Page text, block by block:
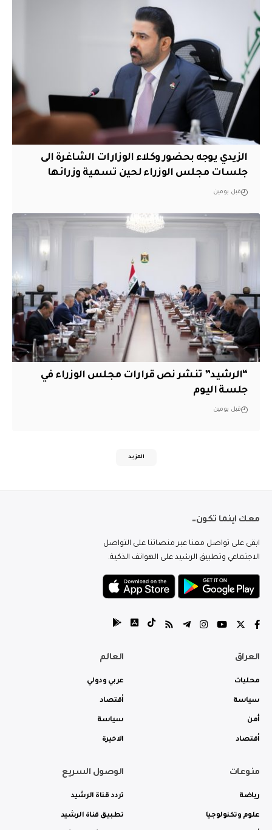
الزيدي يوجه بحضور وكلاء الوزارات الشاغرة الى
جلسات مجلس الوزراء لحين تسمية وزرائها
قبل يومين
“الرشيد” تنشر نص قرارات مجلس الوزراء في
جلسة اليوم
قبل يومين
المزيد
معك اينما تكون..
ابقى على تواصل معنا عبر منصاتنا على التواصل
الاجتماعي وتطبيق الرشيد على الهواتف الذكية.
العراق
محليات
سياسة
أمن
أقتصاد
العالم
عربي ودولي
أقتصاد
سياسة
الاخيرة
منوعات
رياضة
علوم وتكنولوجيا
الوصول السريع
تردد قناة الرشيد
تطبيق قناة الرشيد